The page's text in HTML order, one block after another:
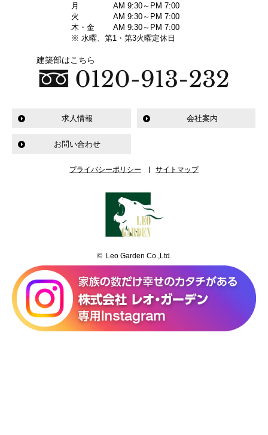
月
AM 9:30～PM 7:00
火
AM 9:30～PM 7:00
木・金
AM 9:30～PM 7:00
※ 水曜、第1・第3火曜定休日
建築部はこちら
求人情報 会社案内
お問い合わせ
プライバシーポリシー サイトマップ
© Leo Garden Co.,Ltd.